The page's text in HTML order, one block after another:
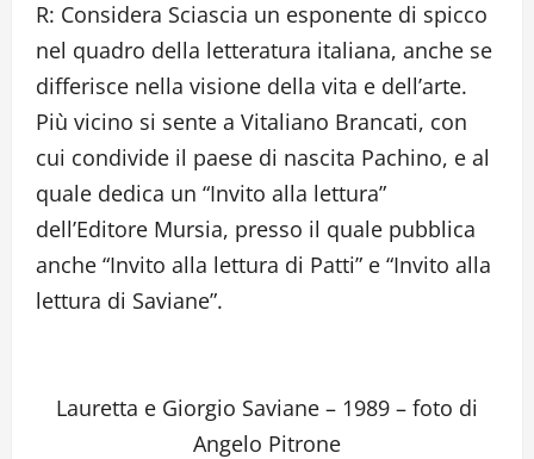
R: Considera Sciascia un esponente di spicco
nel quadro della letteratura italiana, anche se
differisce nella visione della vita e dell’arte.
Più vicino si sente a Vitaliano Brancati, con
cui condivide il paese di nascita Pachino, e al
quale dedica un “Invito alla lettura”
dell’Editore Mursia, presso il quale pubblica
anche “Invito alla lettura di Patti” e “Invito alla
lettura di Saviane”.
Lauretta e Giorgio Saviane – 1989 – foto di
Angelo Pitrone